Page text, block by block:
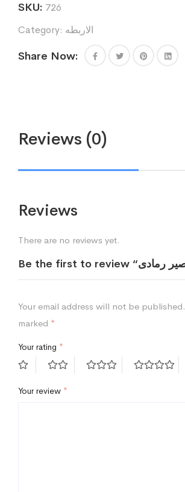
quantity
SKU: 726
Category: الاربطه
Share Now:
Reviews (0)
Reviews
There are no reviews yet.
Your email address will not be published.
marked *
Your rating *
Your review *